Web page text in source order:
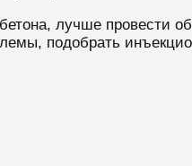
лучше провести
подобрать